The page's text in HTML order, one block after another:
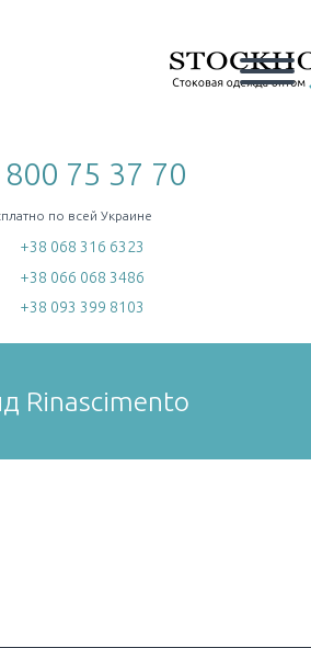
800 75 37 70
по всей Украине
+38 068 316 6323
+38 066 068 3486
+38 093 399 8103
Rinascimento